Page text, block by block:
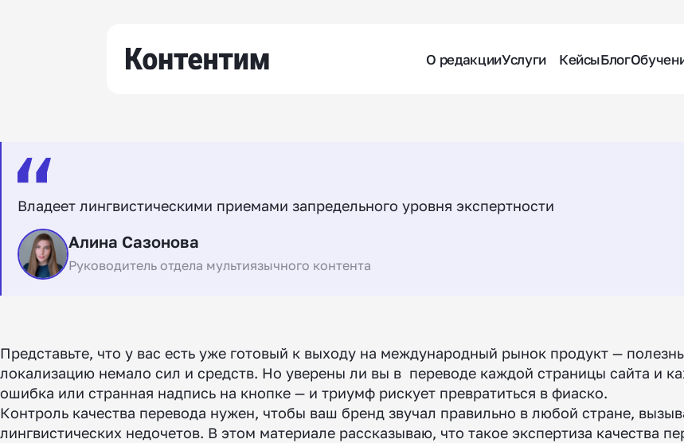
О редакцииУслуги КейсыБлог
Владеет лингвистическими приемами запредельного уровня экспертности
Алина Сазонова
Руководитель отдела мультиязычного контента
Представьте, что у вас есть уже готовый к выходу на международный рынок продукт —
локализацию немало сил и средств. Но уверены ли вы в переводе каждой страницы сайта и
ошибка или странная надпись на кнопке — и триумф рискует превратиться в фиаско.
Контроль качества перевода нужен, чтобы ваш бренд звучал правильно в любой стране,
лингвистических недочетов. В этом материале рассказываю, что такое экспертиза качества